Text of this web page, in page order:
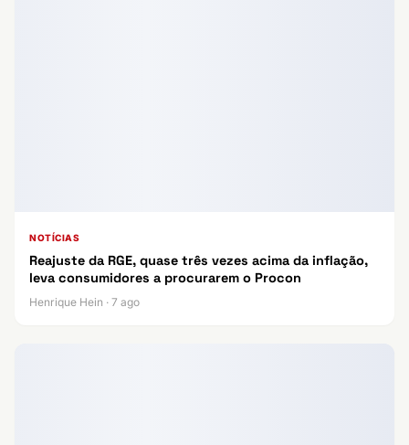
NOTÍCIAS
Reajuste da RGE, quase três vezes acima da inflação,
leva consumidores a procurarem o Procon
Henrique Hein · 7 ago